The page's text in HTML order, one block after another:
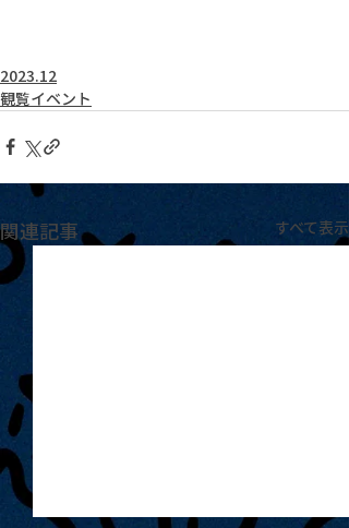
2023.12
観覧イベント
関連記事 すべて表示